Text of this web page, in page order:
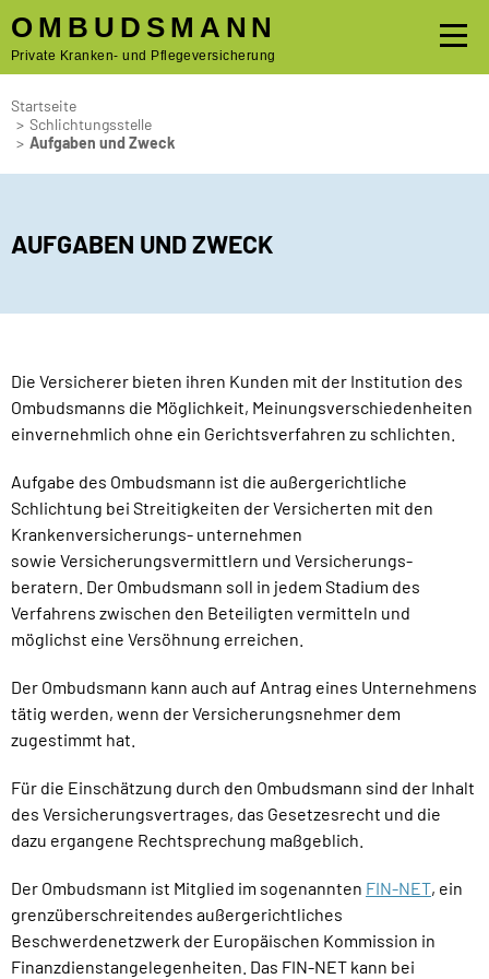
OMBUDSMANN
Private Kranken- und Pflegeversicherung
Startseite
> Schlichtungsstelle
> Aufgaben und Zweck
AUFGABEN UND ZWECK
Die Versicherer bieten ihren Kunden mit der Institution des
Ombudsmanns die Möglichkeit, Meinungsverschiedenheiten
einvernehmlich ohne ein Gerichtsverfahren zu schlichten.
Aufgabe des Ombudsmann ist die außergerichtliche
Schlichtung bei Streitigkeiten der Versicherten mit den
Krankenversicherungs- unternehmen
sowie Versicherungsvermittlern und Versicherungs-
beratern. Der Ombudsmann soll in jedem Stadium des
Verfahrens zwischen den Beteiligten vermitteln und
möglichst eine Versöhnung erreichen.
Der Ombudsmann kann auch auf Antrag eines Unternehmens
tätig werden, wenn der Versicherungsnehmer dem
zugestimmt hat.
Für die Einschätzung durch den Ombudsmann sind der Inhalt
des Versicherungsvertrages, das Gesetzesrecht und die
dazu ergangene Rechtsprechung maßgeblich.
Der Ombudsmann ist Mitglied im sogenannten FIN-NET, ein
grenzüberschreitendes außergerichtliches
Beschwerdenetzwerk der Europäischen Kommission in
Finanzdienstangelegenheiten. Das FIN-NET kann bei